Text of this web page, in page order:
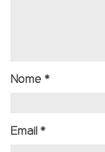
Nome*
Email*